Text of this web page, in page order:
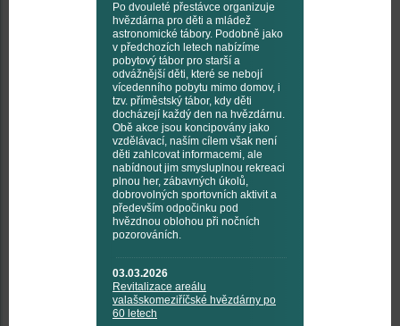
Po dvouleté přestávce organizuje
hvězdárna pro děti a mládež
astronomické tábory. Podobně jako
v předchozích letech nabízíme
pobytový tábor pro starší a
odvážnější děti, které se nebojí
vícedenního pobytu mimo domov, i
tzv. příměstský tábor, kdy děti
docházejí každý den na hvězdárnu.
Obě akce jsou koncipovány jako
vzdělávací, naším cílem však není
děti zahlcovat informacemi, ale
nabídnout jim smysluplnou rekreaci
plnou her, zábavných úkolů,
dobrovolných sportovních aktivit a
především odpočinku pod
hvězdnou oblohou při nočních
pozorováních.
03.03.2026
Revitalizace areálu
valašskomeziříčské hvězdárny po
60 letech